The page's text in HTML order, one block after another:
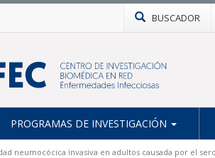
BUSCADOR
PROGRAMAS DE INVESTIGACIÓN
neumocócica invasiva en adultos causada por el